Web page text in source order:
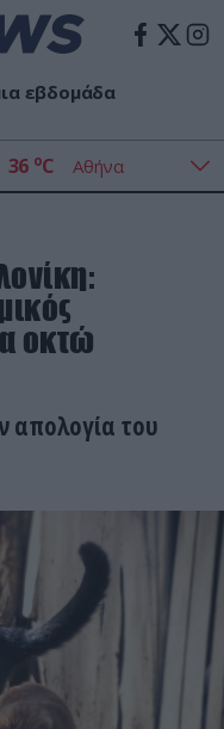
εβδομάδα
36 oC
οκτώ
απολογία του